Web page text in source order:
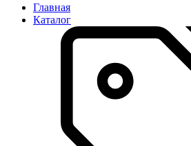
Главная
Каталог